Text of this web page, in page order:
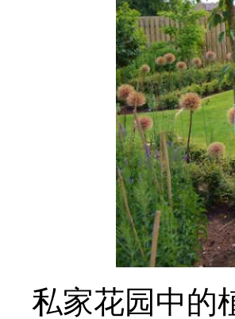
私家花园中的